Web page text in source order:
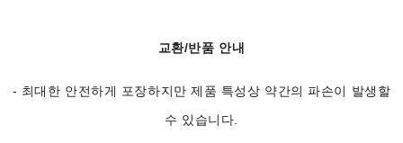
교환/반품 안내
- 최대한 안전하게 포장하지만 제품 특성상 약간의 파손이 발생할
수 있습니다.